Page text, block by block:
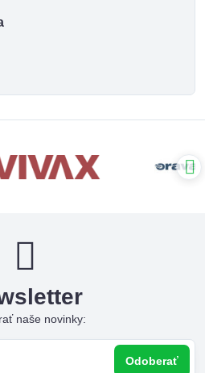
naše novinky:
Odoberať